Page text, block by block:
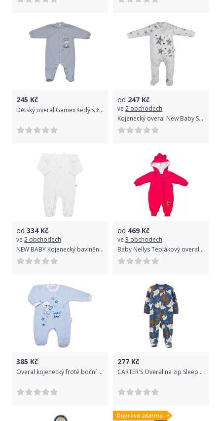
245 Kč
Dětský overal Gamex šedý s žirafátkem velikost 68
od 247 Kč
ve 2 obchodech
Kojenecký overal New Baby Stars 80 (9-12m)
od 334Kč
ve 2 obchodech
NEW BABY Kojenecký bavlněný overal New Baby Practical bílý holka 100% Bavlna 56 (0-3m)
od 469 Kč
ve 3 obchodech
Baby Nellys Teplákový overal s kapucí Teddy - malinový
385 Kč
Overal kojenecký froté boční zapínání - MEDVÍDEK LOVED modrý - vel.74
277 Kč
CARTER'S Overal na zip Sleep&Play Elephant Blue chlapec NB /vel.56
Doprava zdarma